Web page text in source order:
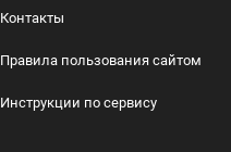
Контакты
Правила пользования сайтом
Инструкции по сервису